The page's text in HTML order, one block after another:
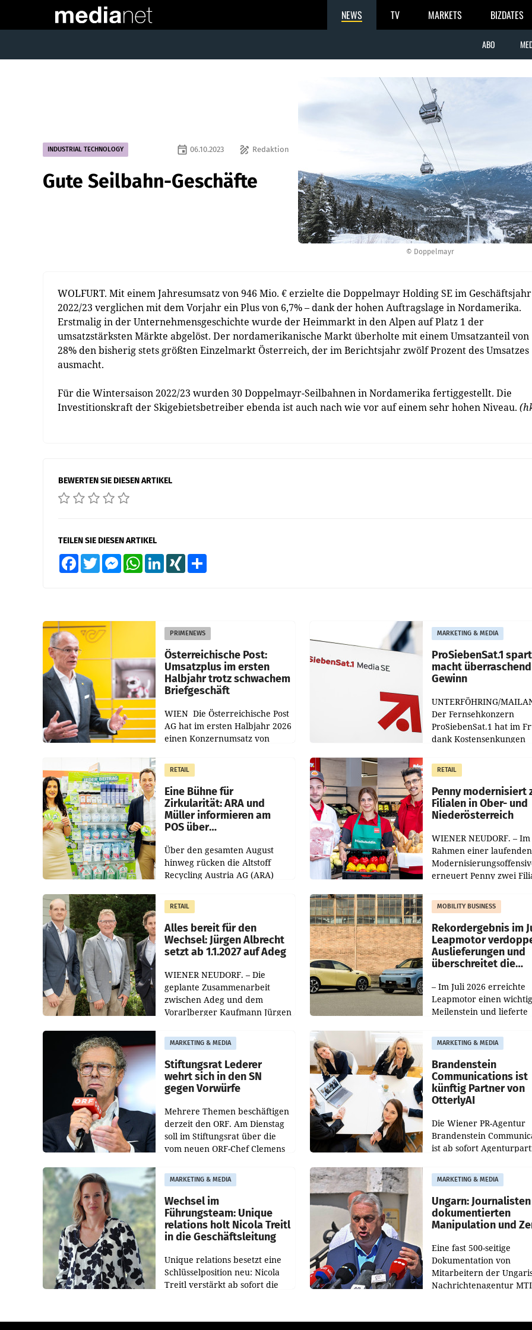
NEWS TV MARKETS BIZDATES
ABO
© Doppelmayr
INDUSTRIAL TECHNOLOGY draw Redaktion
event 06.10.2023
Gute Seilbahn-Geschäfte
WOLFURT. Mit einem Jahresumsatz von 946 Mio. € erzielte die Doppelmayr Holding SE im Geschäftsjahr
2022/23 verglichen mit dem Vorjahr ein Plus von 6,7% – dank der hohen Auftragslage in Nordamerika.
Erstmalig in der Unternehmensgeschichte wurde der Heimmarkt in den Alpen auf Platz 1 der
umsatzstärksten Märkte abgelöst. Der nordamerikanische Markt überholte mit einem Umsatzanteil von
28% den bisherig stets größten Einzelmarkt Österreich, der im Berichtsjahr zwölf Prozent des Umsatzes
ausmacht.
Für die Wintersaison 2022/23 wurden 30 Doppelmayr-Seilbahnen in Nordamerika fertiggestellt. Die
Investitionskraft der Skigebietsbetreiber ebenda ist auch nach wie vor auf einem sehr hohen Niveau.
BEWERTEN SIE DIESEN ARTIKEL
TEILEN SIE DIESEN ARTIKEL
FacebookTwitter MessengerWhatsAppLinkedInXING
PRIMENEWS
Österreichische Post:
Umsatzplus im ersten
Halbjahr trotz schwachem
Briefgeschäft
WIEN Die Österreichische Post
AG hat im ersten Halbjahr 2026
einen Konzernumsatz von
erwirtschaftet, was einem Plus
von 3,8 Prozent gegenüber
dem Vergleichszeitraum
MARKETING & MEDIA
ProSiebenSat.1
macht
Gewinn
UNTERFÖHRING/
Der Fernsehkonzern
ProSiebenSat.1 hat im
dank Kostensenkungen
gemacht und die
Markterwartung deutlich
übertroffen.
RETAIL
Eine Bühne für
Zirkularität: ARA und
Müller informieren am
POS über
Über den gesamten August
hinweg rücken die Altstoff
Recycling Austria AG (ARA)
Müller die Initiative „Kreislauf-
Helden“ in allen
österreichischen Müller-Filialen
RETAIL
Penny modernisiert
Filialen in Ober- und
Niederösterreich
WIENER NEUDORF. – Im
Rahmen einer laufenden
erneuert Penny zwei
Die beiden Standorte
Haag sowie im rund
RETAIL
Alles bereit für den
Wechsel: Jürgen Albrecht
setzt ab 1.1.2027 auf Adeg
WIENER NEUDORF. – Die
geplante Zusammenarbeit
zwischen Adeg und dem
Vorarlberger Kaufmann Jürgen
freigegeben: Die
Bundeswettbewerbsbehörde
und der Bundeskartellanwalt
MOBILITY BUSINESS
Rekordergebnis im
Leapmotor
Auslieferungen und
überschreitet die
– Im Juli 2026 erreichte
Leapmotor einen
Meilenstein und lieferte
aus, womit sich das
gegenüber Juli 2025
verdoppelte (+102
MARKETING & MEDIA
Stiftungsrat Lederer
wehrt sich in den SN
gegen Vorwürfe
Mehrere Themen beschäftigen
derzeit den ORF. Am Dienstag
soll im Stiftungsrat über die
vom neuen ORF-Chef Clemens
Besetzungen für die
Direktionen abgestimmt
werden.
MARKETING & MEDIA
Brandenstein
Communications ist
künftig Partner von
OtterlyAI
Die Wiener PR-Agentur
Brandenstein
ist ab sofort
Optimierungsplattform
OtterlyAI. Damit baut die
Agentur ihr
MARKETING & MEDIA
Wechsel im
Führungsteam: Unique
relations holt Nicola Treitl
in die Geschäftsleitung
Unique relations besetzt eine
Schlüsselposition neu: Nicola
Treitl verstärkt ab sofort die
Josef Kalina und Anna Kalina-
MARKETING & MEDIA
Ungarn: Journalisten
dokumentierten
Manipulation und
Eine fast 500-seitige
Dokumentation von
Mitarbeitern der
Nachrichtenagentur
der Agentur während